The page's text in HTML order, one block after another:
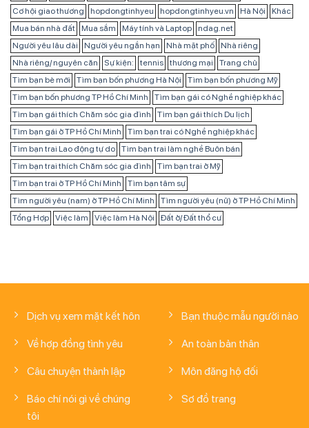
Cơ hội giao thương
hopdongtinhyeu hopdongtinhyeu.vn Hà Nội
Khác
Mua bán nhà đất
Mua sắm Máy tính và Laptop
ndag.net
Người yêu lâu dài
Người yêu ngắn hạn Nhà mặt phố
Nhà riêng
Nhà riêng/ nguyên căn
Sự kiện: tennis thương mại
Trang chủ
Tìm bạn bè mới
Tìm bạn bốn phương Hà Nội
Tìm bạn bốn phương Mỹ
Tìm bạn bốn phương TP Hồ Chí Minh
Tìm bạn gái có Nghề nghiệp khác
Tìm bạn gái thích Chăm sóc gia đình
Tìm bạn gái thích Du lịch
Tìm bạn gái ở TP Hồ Chí Minh
Tìm bạn trai có Nghề nghiệp khác
Tìm bạn trai Lao động tự do
Tìm bạn trai làm nghề Buôn bán
Tìm bạn trai thích Chăm sóc gia đình
Tìm bạn trai ở Mỹ
Tìm bạn trai ở TP Hồ Chí Minh
Tìm bạn tâm sự
Tìm người yêu (nam) ở TP Hồ Chí Minh
Tìm người yêu (nữ) ở TP Hồ Chí Minh
Tổng Hợp
Việc làm Việc làm Hà Nội Đất ở/ Đất thổ cư
Dịch vụ xem mặt kết hôn
Về hợp đồng tình yêu
Câu chuyện thành lập
Báo chí nói gì về chúng
tôi
Bạn thuộc mẫu người nào
An toàn bản thân
Môn đăng hộ đối
Sơ đồ trang